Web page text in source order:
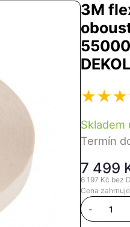
3M
Skladem
Termín
7 499
6 197 Kč bez
Cena
-